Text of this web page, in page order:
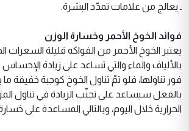
ـ يعالج من علامات تمدّد البشرة.
فوائد الخوخ الأحمر وخسارة الوزن
يعتبر الخوخ الأحمر من الفواكه قليلة السعرات
بالألياف والماء والتي تساعد على زيادة
فور تناولها، فلو تمّ تناول الخوخ كوجبة خفيفة ما
بالفعل سيساعد على تجنّب الزيادة في تناول
الحرارية خلال اليوم، وبالتالي المساعدة على خسارة